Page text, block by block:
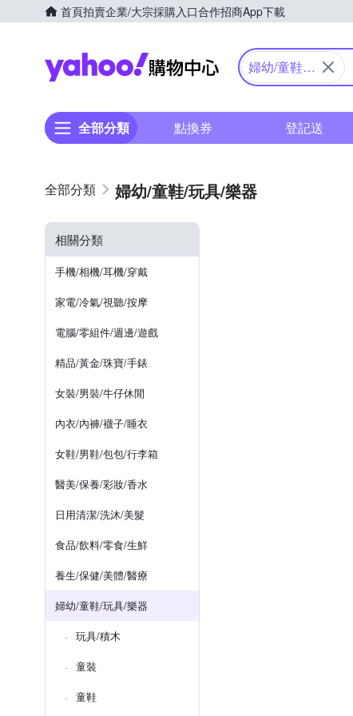
首頁拍賣企業/大宗採購入口合作招商App下載
Yahoo購物中心
婦幼/童鞋/
全部分類 點換券 登記送
婦幼/童鞋/玩具/樂器
相關分類
手機/相機/耳機/穿戴
家電/冷氣/視聽/按摩
電腦/零組件/週邊/遊戲
精品/黃金/珠寶/手錶
女裝/男裝/牛仔休閒
內衣/內褲/襪子/睡衣
女鞋/男鞋/包包/行李箱
醫美/保養/彩妝/香水
日用清潔/洗沐/美髮
食品/飲料/零食/生鮮
養生/保健/美體/醫療
婦幼/童鞋/玩具/樂器
玩具/積木
童裝
童鞋